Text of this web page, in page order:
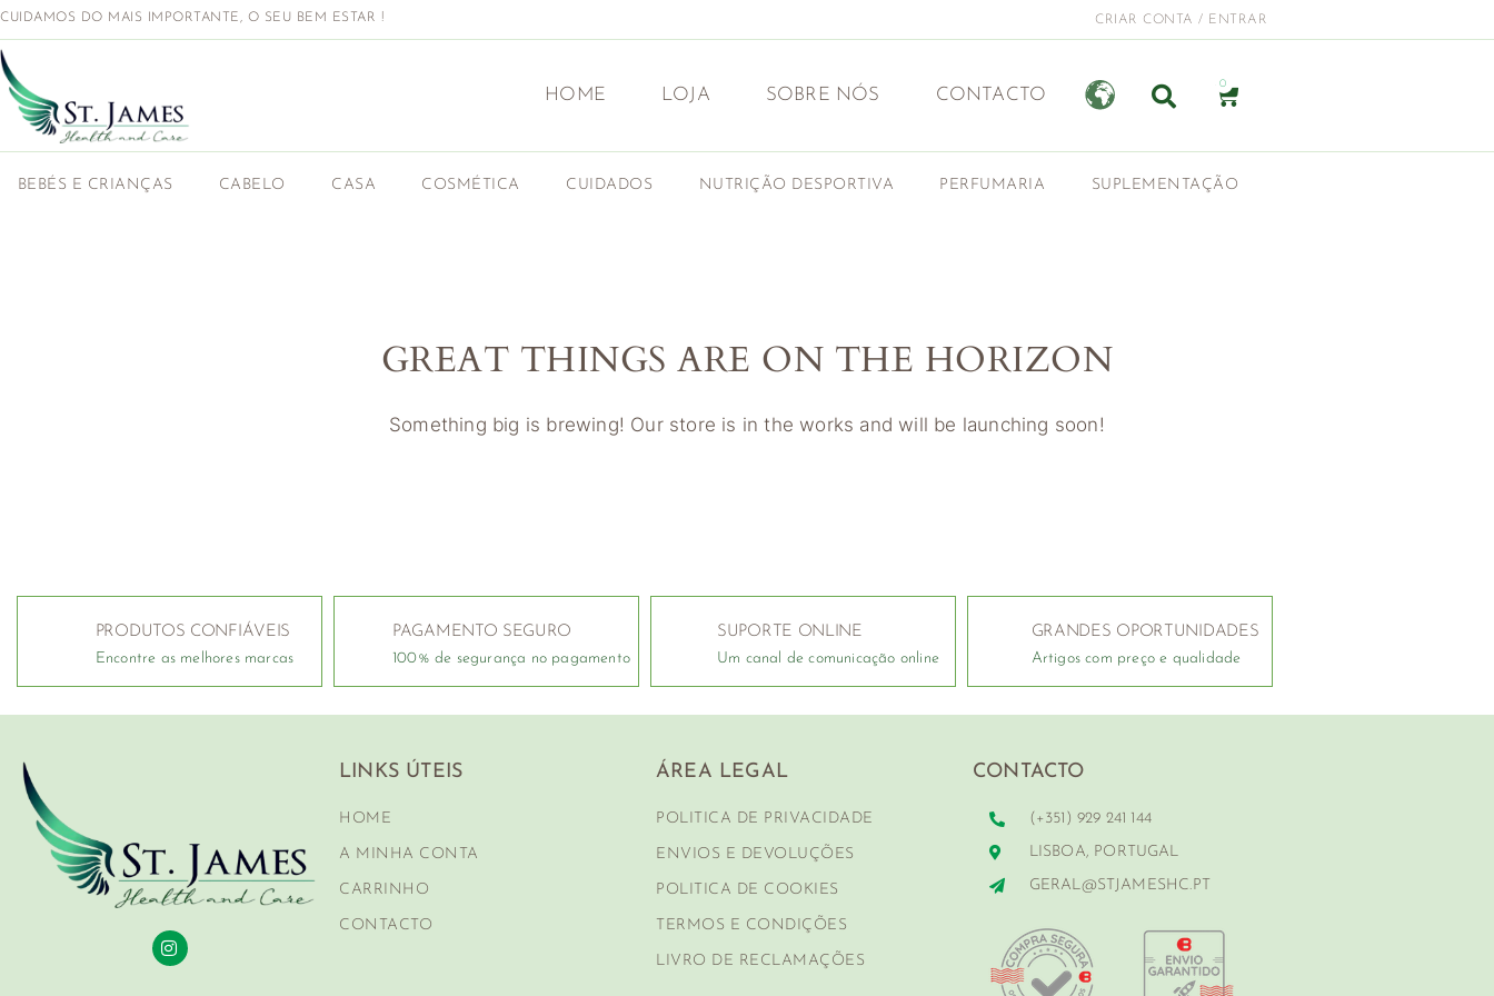
CUIDAMOS DO MAIS IMPORTANTE, O SEU BEM ESTAR ! CRIAR CONTA / ENTRAR
HOME LOJA SOBRE NÓS CONTACTO
0
BEBÉS E CRIANÇAS CABELO CASA COSMÉTICA CUIDADOS NUTRIÇÃO DESPORTIVA PERFUMARIA SUPLEMENTAÇÃO
GREAT THINGS ARE ON THE HORIZON
Something big is brewing! Our store is in the works and will be launching soon!
PRODUTOS CONFIÁVEIS
Encontre as melhores marcas
PAGAMENTO SEGURO
100% de segurança no pagamento
SUPORTE ONLINE
Um canal de comunicação online
GRANDES OPORTUNIDADES
Artigos com preço e qualidade
LINKS ÚTEIS
HOME
A MINHA CONTA
CARRINHO
CONTACTO
ÁREA LEGAL
POLITICA DE PRIVACIDADE
ENVIOS E DEVOLUÇÕES
POLITICA DE COOKIES
TERMOS E CONDIÇÕES
LIVRO DE RECLAMAÇÕES
CONTACTO
(+351) 929 241 144
LISBOA, PORTUGAL
GERAL@STJAMESHC.PT